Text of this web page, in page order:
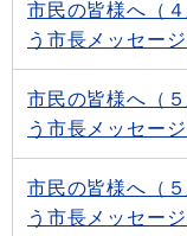
市民の皆様へ（
う市長メッセージ
市民の皆様へ（
う市長メッセージ
市民の皆様へ（
う市長メッセージ